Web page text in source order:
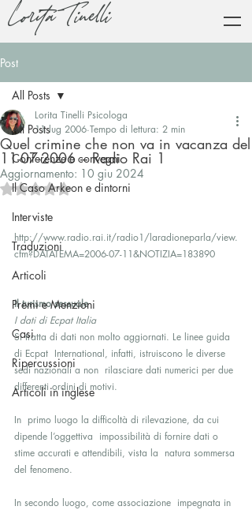
Lorita Tinelli
Post
All Posts
Conferenze e convegni
Il Caso Arkeon e dintorni
Interviste
Traduzioni
Articoli
Premi e Menzioni
Casi
Ripercussioni
Articoli in inglese
All Posts
Quel crimine che non va in vacanza del
11-07-2006 – Radio Rai 1
Lorita Tinelli Psicologa
11 lug 2006 Tempo di lettura: 2 min
Aggiornamento: 10 giu 2024
Valutazione NaN stelle su 5.
http://www.radio.rai.it/radio1/laradioneparla/view.
cfm?DATATEMA=2006-07-11&NOTIZIA=183890
Il turismo sessuale
I dati di Ecpat Italia
Si tratta di dati non molto aggiornati. Le linee guida
di Ecpat  International, infatti, istruiscono le diverse
sedi nazionali a non  rilasciare dati numerici per due
differenti ordini di motivi.
In  primo luogo la difficoltà di rilevazione, da cui
dipende l’oggettiva  impossibilità di fornire dati o
stime accurati e attendibili, vista la  natura sommersa
del fenomeno.
In secondo luogo, come associazione  impegnata in